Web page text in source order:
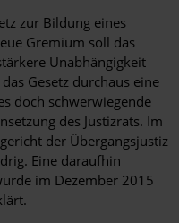
zur Bildung eines
Gremium soll das
Unabhängigkeit
Gesetz durchaus eine
doch schwerwiegende
des Justizrats. Im
der Übergangsjustiz
Eine daraufhin
im Dezember 2015